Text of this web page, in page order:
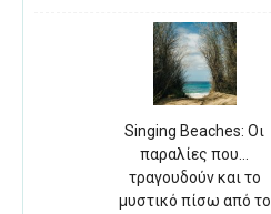
Singing Beaches: Οι
παραλίες που…
τραγουδούν και το
μυστικό πίσω από το